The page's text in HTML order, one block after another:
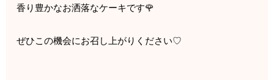
香り豊かなお洒落なケーキです🌹
ぜひこの機会にお召し上がりください♡